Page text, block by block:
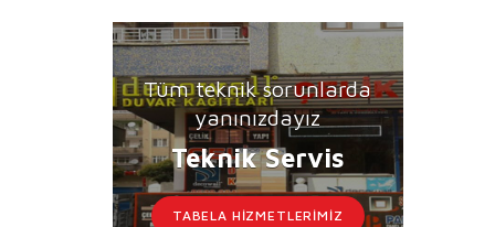
Tüm teknik sorunlarda
yanınızdayız
Teknik Servis
TABELA HIZMETLERIMIZ